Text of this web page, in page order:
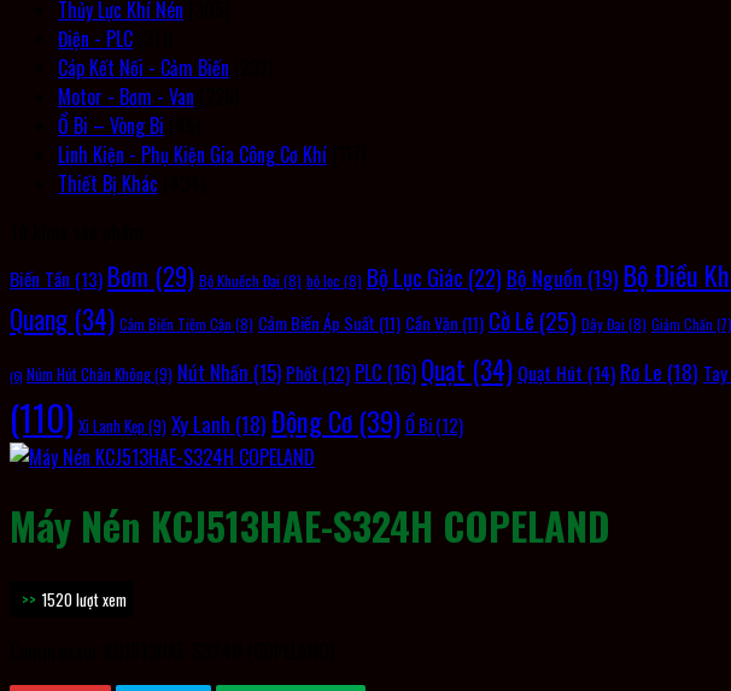
Thủy Lực Khí Nén
Điện - PLC
Cáp Kết Nối - Cảm Biến
Motor - Bơm - Van
Ổ Bi – Vòng Bi
Linh Kiện - Phụ Kiện Gia Công Cơ Khí
Thiết Bị Khác
Biến Tần (13) Bơm (29) Bộ Khuếch Đại (8) bộ lọc (8) Bộ Lục Giác (22) Bộ Nguồn (19) Bộ Điều
Quang (34) Cảm Biến Tiệm Cận (8) Cảm Biến Áp Suất (11) Cần Vặn (11) Cờ Lê (25) Dây Đai (8) Giảm Chấn (7)
(6) Núm Hút Chân Không(9) Nút Nhấn (15) Phốt (12) PLC (16) Quạt (34) Quạt Hút (14) Rơ Le (18)
(110) Xi Lanh Kẹp (9) Xy Lanh (18)Động Cơ (39)Ổ Bi(12)
Máy Nén KCJ513HAE-S324H COPELAND
1520 lượt xem